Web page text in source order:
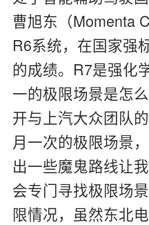
曹旭东（Momenta
R6系统，在国家强
的成绩。R7是强化
一的极限场景是怎
开与上汽大众团队
月一次的极限场景
出一些魔鬼路线让
会专门寻找极限场
限情况，虽然东北